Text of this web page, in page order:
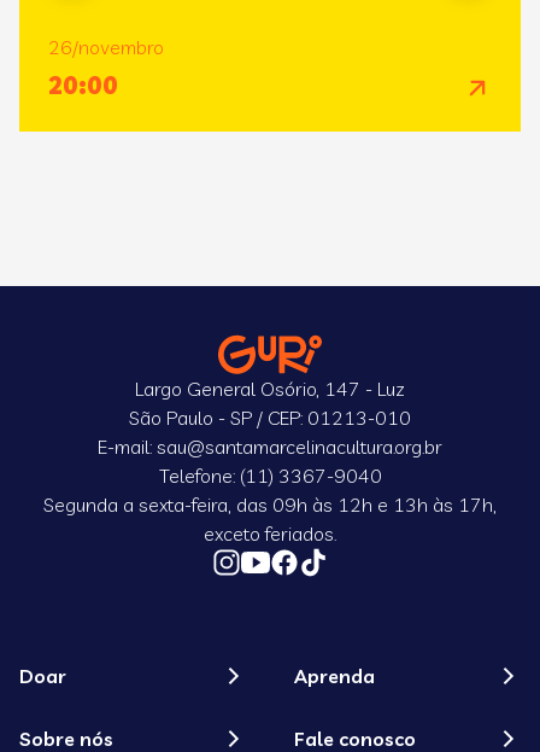
26/novembro
20:00
Largo General Osório, 147 - Luz
São Paulo - SP / CEP: 01213-010
E-mail: sau@santamarcelinacultura.org.br
Telefone: (11) 3367-9040
Segunda a sexta-feira, das 09h às 12h e 13h às 17h,
exceto feriados.
Doar
Sobre nós
Aprenda
Fale conosco